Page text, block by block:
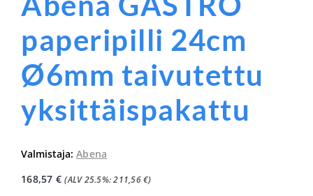
paperipilli 24cm
Ø6mm taivutettu
yksittäispakattu
Valmistaja: Abena
168,57 € (ALV 25.5%:211,56€)